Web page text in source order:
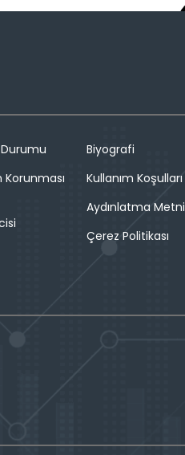
Korunması
Biyografi
Kullanım Koşulları
Aydınlatma Metni
Çerez Politikası